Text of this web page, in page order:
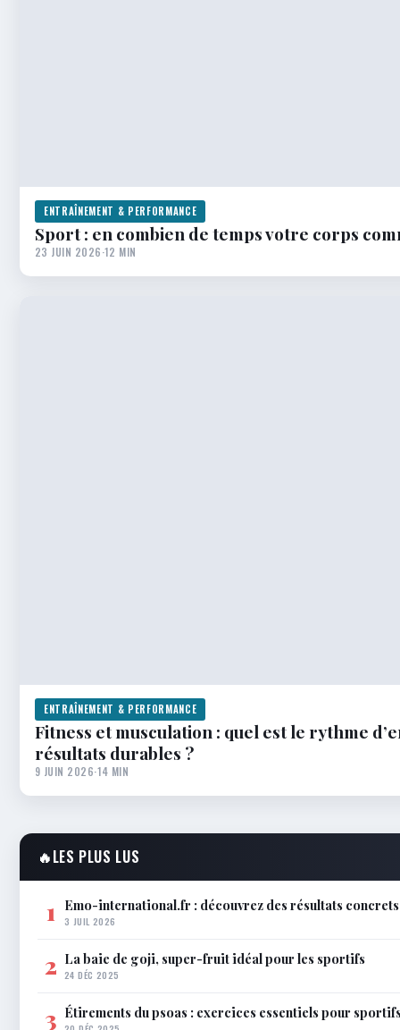
ENTRAÎNEMENT & PERFORMANCE
Sport : en combien de temps votre corps
23 JUIN 2026·12 MIN
ENTRAÎNEMENT & PERFORMANCE
Fitness et musculation : quel est le rythme
résultats durables ?
9 JUIN 2026·14 MIN
🔥LES PLUS LUS
1 Emo-international.fr : découvrez des résultats
3 JUIL 2026
2 La baie de goji, super-fruit idéal pour les sportifs
24 DÉC 2025
3 Étirements du psoas : exercices essentiels pour